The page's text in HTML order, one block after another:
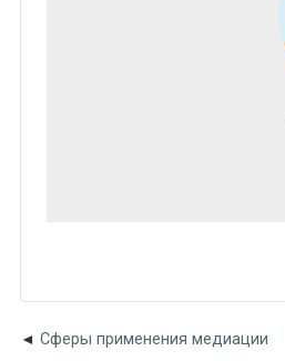
Сферы применения медиации